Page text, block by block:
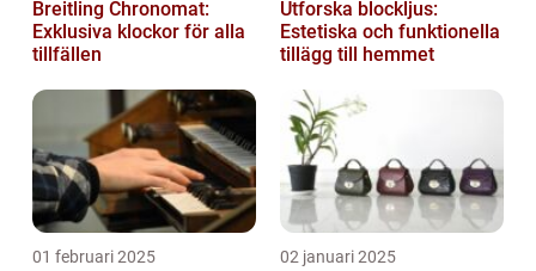
Breitling Chronomat:
Exklusiva klockor för alla
tillfällen
Utforska blockljus:
Estetiska och funktionella
tillägg till hemmet
01 februari 2025 02 januari 2025